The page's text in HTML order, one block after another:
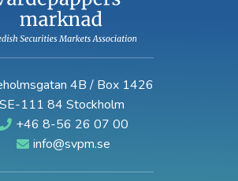
4B / Box 1426
SE-111 84 Stockholm
+46 8-56 26 07 00
info@svpm.se